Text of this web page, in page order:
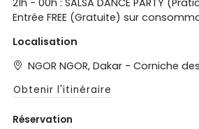
Entrée FREE (Gratuite) sur
Localisation
NGOR NGOR, Dakar - Corniche
Obtenir l'itinéraire
Réservation